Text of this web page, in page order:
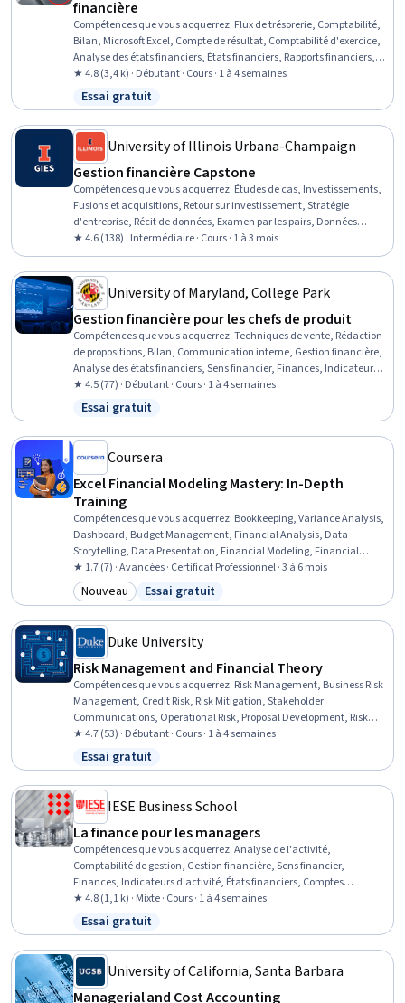
financière
Compétences que vous acquerrez: Flux de trésorerie, Comptabilité,
Bilan, Microsoft Excel, Compte de résultat, Comptabilité d'exercice,
Analyse des états financiers, États financiers, Rapports financiers,
Comptes de régularisation, Analyse financière, Comptabilité
financière
★ 4.8 (3,4 k) · Débutant · Cours · 1 à 4 semaines
Statut : Essai gratuit
Essai gratuit
University of Illinois Urbana-Champaign
Gestion financière Capstone
Compétences que vous acquerrez: Études de cas, Investissements,
Fusions et acquisitions, Retour sur investissement, Stratégie
d'entreprise, Récit de données, Examen par les pairs, Données
financières, Gestion des risques, Gestion financière, Analyse des
états financiers, Évaluation des entreprises, Analyse financière,
Modélisation financière
★ 4.6 (138) · Intermédiaire · Cours · 1 à 3 mois
University of Maryland, College Park
Gestion financière pour les chefs de produit
Compétences que vous acquerrez:Techniques de vente, Rédaction
de propositions, Bilan, Communication interne, Gestion financière,
Analyse des états financiers, Sens financier, Finances, Indicateurs
d'activité, Évaluation des entreprises, Gestion des produits, États
financiers, Finance d'entreprise, Rapports financiers, Présentations
commerciales, Budget d'investissement, Élaboration de la
proposition, Modélisation financière, Comptabilité financière,
Financement de l'entreprise
★ 4.5 (77) · Débutant · Cours · 1 à 4 semaines
Statut : Essai gratuit
Essai gratuit
Coursera
Excel Financial Modeling Mastery: In-Depth
Training
Compétences que vous acquerrez: Bookkeeping, Variance Analysis,
Dashboard, Budget Management, Financial Analysis, Data
Storytelling, Data Presentation, Financial Modeling, Financial
Statements, Dashboard Creation, Financial Statement Analysis,
Excel Macros, Microsoft Excel, Competitive Analysis, Risk Modeling,
Interviewing Skills, Excel Formulas, Spreadsheet Software, Financial
★ 1.7 (7) · Avancées · Certificat Professionnel · 3 à 6 mois
Catégorie : Nouveau
Nouveau Statut : Essai gratuit
Essai gratuit
Duke University
Risk Management and Financial Theory
Compétences que vous acquerrez: Risk Management, Business Risk
Management, Credit Risk, Risk Mitigation, Stakeholder
Communications, Operational Risk, Proposal Development, Risk
Analysis, Finance, Stakeholder Management, Stakeholder
Engagement, Business Strategies, Financial Analysis,
Organizational Strategy, Strategic Thinking, Strategic Decision-
Making, Cost Benefit Analysis
★ 4.7 (53) · Débutant · Cours · 1 à 4 semaines
Statut : Essai gratuit
Essai gratuit
IESE Business School
La finance pour les managers
Compétences que vous acquerrez:Analyse de l'activité,
Comptabilité de gestion, Gestion financière, Sens financier,
Finances, Indicateurs d'activité, États financiers, Comptes
créditeurs et débiteurs
★ 4.8 (1,1 k) · Mixte · Cours · 1 à 4 semaines
Statut : Essai gratuit
Essai gratuit
University of California, Santa Barbara
Managerial and Cost Accounting